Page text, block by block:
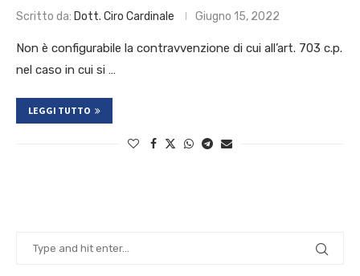
Scritto da: Dott. Ciro Cardinale Giugno 15, 2022
Non è configurabile la contravvenzione di cui all’art. 703 c.p.
nel caso in cui si …
LEGGI TUTTO